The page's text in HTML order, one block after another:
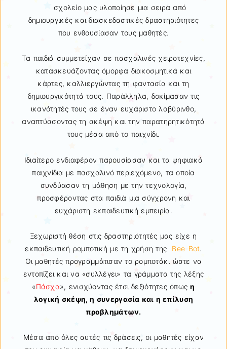
σχολείο μας υλοποίησε μια σειρά από
δημιουργικές και διασκεδαστικές δραστηριότητες
που ενθουσίασαν τους μαθητές.
Τα παιδιά συμμετείχαν σε πασχαλινές χειροτεχνίες,
κατασκευάζοντας όμορφα διακοσμητικά και
κάρτες, καλλιεργώντας τη φαντασία και τη
δημιουργικότητά τους. Παράλληλα, δοκίμασαν τις
ικανότητές τους σε έναν ευχάριστο λαβύρινθο,
αναπτύσσοντας τη σκέψη και την παρατηρητικότητά
τους μέσα από το παιχνίδι.
Ιδιαίτερο ενδιαφέρον παρουσίασαν και τα ψηφιακά
παιχνίδια με πασχαλινό περιεχόμενο, τα οποία
συνδύασαν τη μάθηση με την τεχνολογία,
προσφέροντας στα παιδιά μια σύγχρονη και
ευχάριστη εκπαιδευτική εμπειρία.
Ξεχωριστή θέση στις δραστηριότητές μας είχε η
εκπαιδευτική ρομποτική με τη χρήση της Bee-Bot.
Οι μαθητές προγραμμάτισαν το ρομποτάκι ώστε να
εντοπίζει και να «συλλέγει» τα γράμματα της λέξης
«Πάσχα», ενισχύοντας έτσι δεξιότητες όπωςη
λογική σκέψη, η συνεργασία και η επίλυση
προβλημάτων.
Μέσα από όλες αυτές τις δράσεις, οι μαθητές είχαν